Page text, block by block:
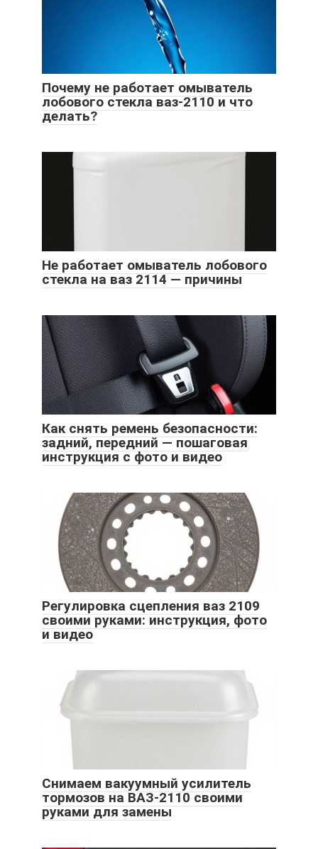
Почему не работает омыватель
лобового стекла ваз-2110 и что
делать?
Не работает омыватель лобового
стекла на ваз 2114 — причины
Как снять ремень безопасности:
задний, передний — пошаговая
инструкция с фото и видео
Регулировка сцепления ваз 2109
своими руками: инструкция, фото
и видео
Снимаем вакуумный усилитель
тормозов на ВАЗ-2110 своими
руками для замены